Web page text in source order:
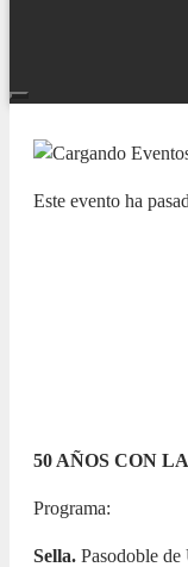
Este evento ha
50 AÑOS CON
Programa:
Sella. Pasodoble de